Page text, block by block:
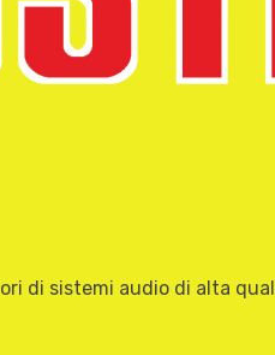
di sistemi audio di alta